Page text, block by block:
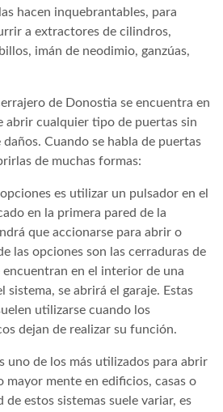
hacen inquebrantables, para
a extractores de cilindros,
imán de neodimio, ganzúas,
de Donostia se encuentra en
abrir cualquier tipo de puertas sin
Cuando se habla de puertas
de muchas formas:
es utilizar un pulsador en el
en la primera pared de la
que accionarse para abrir o
las opciones son las cerraduras de
en el interior de una
sistema, se abrirá el garaje. Estas
utilizarse cuando los
dejan de realizar su función.
uno de los más utilizados para abrir
mayor mente en edificios, casas o
de estos sistemas suele variar, es